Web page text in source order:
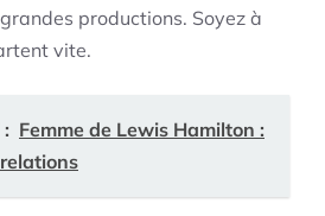
productions. Soyez à
vite.
Femme de Lewis Hamilton :